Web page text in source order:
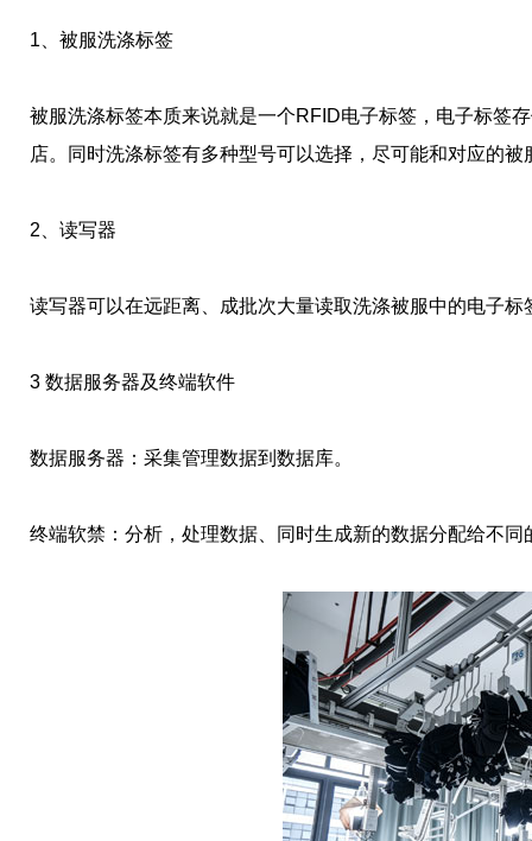
1、被服洗涤标签
被服洗涤标签本质来说就是一个RFID电子标签，电子标签
店。同时洗涤标签有多种型号可以选择，尽可能和对应的
2、读写器
读写器可以在远距离、成批次大量读取洗涤被服中的电子
3 数据服务器及终端软件
数据服务器：采集管理数据到数据库。
终端软禁：分析，处理数据、同时生成新的数据分配给不同